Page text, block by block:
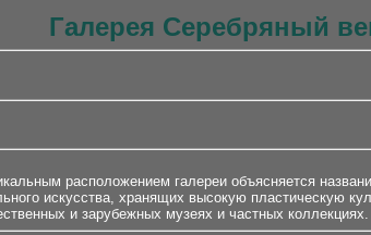
Галерея Серебряный
расположением галереи объясняется
искусства, хранящих высокую пластическую
и зарубежных музеях и частных коллекциях.